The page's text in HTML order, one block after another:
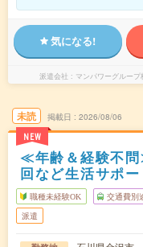
気になる!
派遣会社 マンパワーグルー
未読
NEW
掲載日 2026/08/06
≪年齢＆経験不
回など生活サポー
職種未経験OK 交通費別
派遣